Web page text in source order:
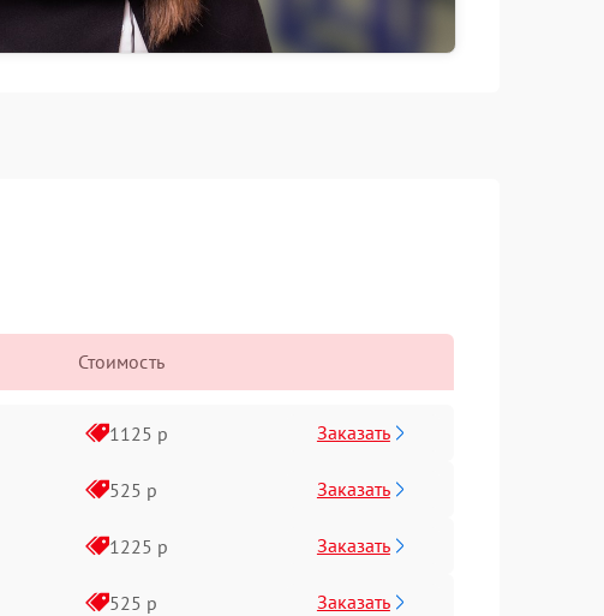
Стоимость
1125 р Заказать
525 р Заказать
1225 р Заказать
525 р Заказать